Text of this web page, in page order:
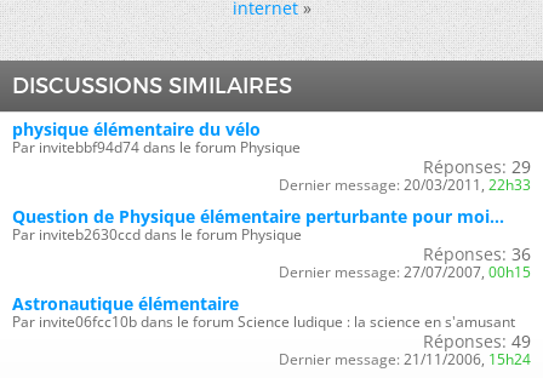
internet »
DISCUSSIONS SIMILAIRES
physique élémentaire du vélo
Par invitebbf94d74 dans le forum Physique
Réponses: 29
Dernier message: 20/03/2011, 22h33
Question de Physique élémentaire perturbante pour moi...
Par inviteb2630ccd dans le forum Physique
Réponses: 36
Dernier message: 27/07/2007, 00h15
Astronautique élémentaire
Par invite06fcc10b dans le forum Science ludique : la science en s'amusant
Réponses: 49
Dernier message: 21/11/2006, 15h24